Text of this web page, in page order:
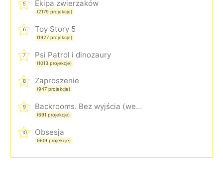
5 Ekipa zwierzaków
(2179 projekcje)
6 Toy Story 5
(1927 projekcje)
7 Psi Patrol i dinozaury
(1013 projekcje)
8 Zaproszenie
(947 projekcje)
9 Backrooms. Bez wyjścia (wersja rozszerzona)
(691 projekcje)
10 Obsesja
(609 projekcje)